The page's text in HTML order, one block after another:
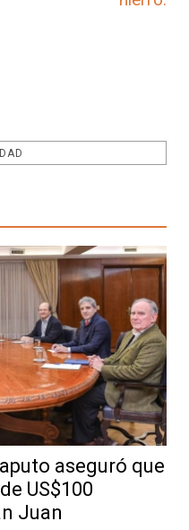
aseguró que
US$100
Juan